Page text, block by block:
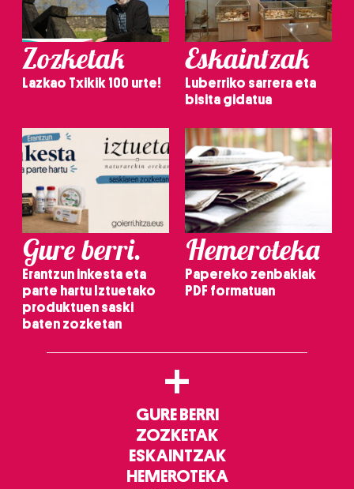
Zozketak
Lazkao Txikik 100 urte!
Eskaintzak
Luberriko sarrera eta
bisita gidatua
Gure berri.
Erantzun inkesta eta
parte hartu Iztuetako
produktuen saski
baten zozketan
Hemeroteka
Papereko zenbakiak
PDF formatuan
+
GURE BERRI
ZOZKETAK
ESKAINTZAK
HEMEROTEKA